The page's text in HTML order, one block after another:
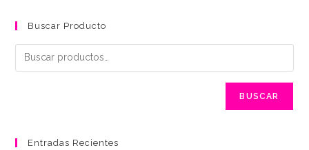
Buscar Producto
BUSCAR
Entradas Recientes